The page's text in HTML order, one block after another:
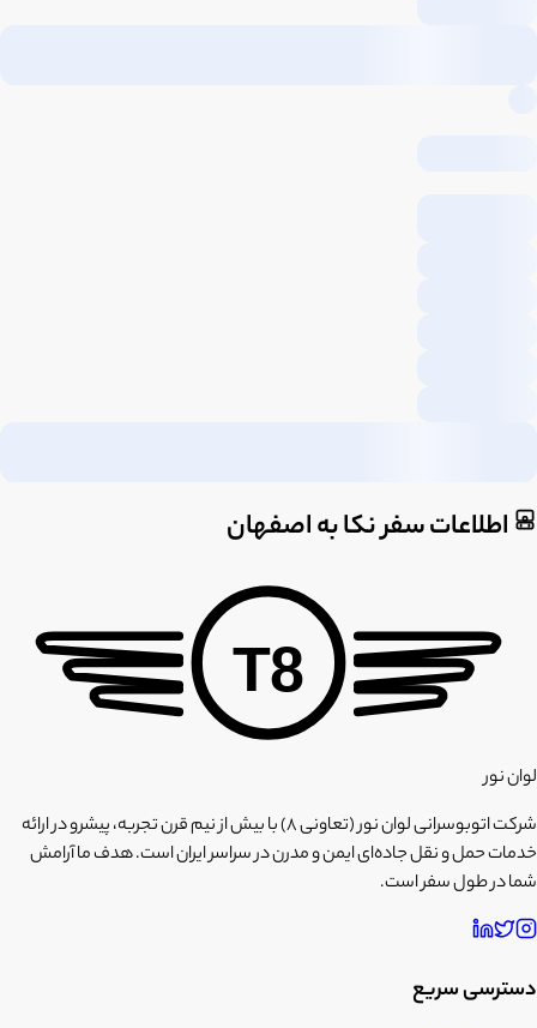
اطلاعات سفر نکا به اصفهان
T8
لوان نور
شرکت اتوبوسرانی لوان نور (تعاونی ۸) با بیش از نیم قرن تجربه، پیشرو در ارائه
خدمات حمل و نقل جاده‌ای ایمن و مدرن در سراسر ایران است. هدف ما آرامش
شما در طول سفر است.
دسترسی سریع